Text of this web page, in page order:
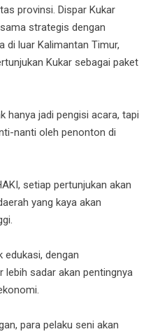
provinsi. Dispar Kukar
strategis dengan
di luar Kalimantan Timur,
Kukar sebagai paket
hanya jadi pengisi acara, tapi
nanti oleh penonton di
setiap pertunjukan akan
yang kaya akan
edukasi, dengan
lebih sadar akan pentingnya
para pelaku seni akan